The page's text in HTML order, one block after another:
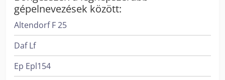
gépelnevezések között:
Altendorf F 25
Daf Lf
Ep Epl154